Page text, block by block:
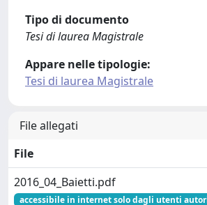
Tipo di documento
Tesi di laurea Magistrale
Appare nelle tipologie:
Tesi di laurea Magistrale
File allegati
File
2016_04_Baietti.pdf
accessibile in internet solo dagli utenti